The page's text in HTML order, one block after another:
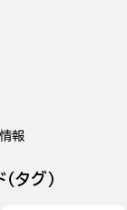
報
タグ）